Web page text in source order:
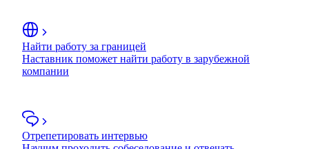
Найти работу за границей
Наставник поможет найти работу в зарубежной
компании
Отрепетировать интервью